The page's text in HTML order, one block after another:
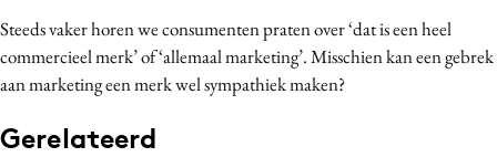
Steeds vaker horen we consumenten praten over ‘dat is een heel
commercieel merk’ of ‘allemaal marketing’. Misschien kan een gebrek
aan marketing een merk wel sympathiek maken?
Gerelateerd